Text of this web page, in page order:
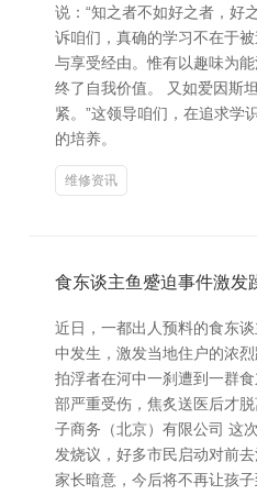
说：“知之者不如好之者，好
诉咱们，真确的学习不在于
与享受经由。惟有以趣味为
终了自我价值。 又如爱因斯
紧。”这领导咱们，在追求学
的培养。
维修资讯
食东谈主鱼蹙迫事件激发
近日，一都出人预料的食东
中发生，激发当地住户的浓
拍浮者在河中一刹遭到一群
部严重受伤，焦炙送医后才
子商务（北京）有限公司 这
发烧议，好多市民启动对前
家长暗意，今后将不再让孩